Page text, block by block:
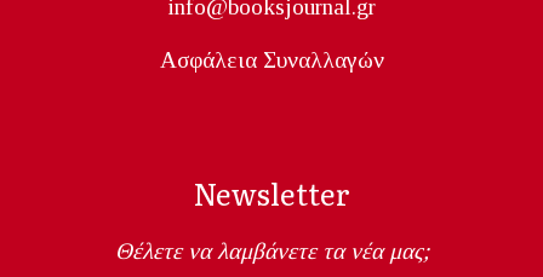
info@booksjournal.gr
Ασφάλεια Συναλλαγών
Newsletter
Θέλετε να λαμβάνετε τα νέα μας;